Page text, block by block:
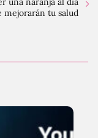
mejorarán tu salud